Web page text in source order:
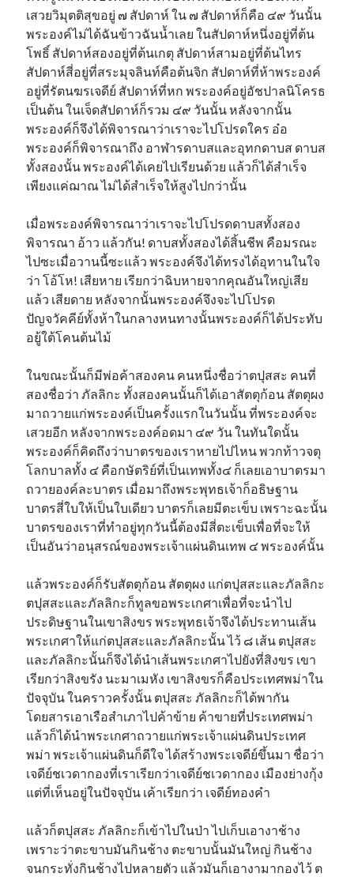
เสวยวิมุตติสุขอยู่ ๗ สัปดาห์ ใน ๗ สัปดาห์ก็คือ ๔๙ วันนั้น
พระองค์ไม่ได้ฉันข้าวฉันน้ำเลย ในสัปดาห์หนึ่งอยู่ที่ต้น
โพธิ์ สัปดาห์สองอยู่ที่ต้นเกตุ สัปดาห์สามอยู่ที่ต้นไทร
สัปดาห์สี่อยู่ที่สระมุจลินท์คือต้นจิก สัปดาห์ที่ห้าพระองค์
อยู่ที่รัตนฆรเจดีย์ สัปดาห์ที่หก พระองค์อยู่อัชปาลนิโครธ
เป็นต้น ในเจ็ดสัปดาห์ก็รวม ๔๙ วันนั้น หลังจากนั้น
พระองค์ก็จึงได้พิจารณาว่าเราจะไปโปรดใคร อ๋อ
พระองค์ก็พิจารณาถึง อาฬารดาบสและอุทกดาบส ดาบส
ทั้งสองนั้น พระองค์ได้เคยไปเรียนด้วย แล้วก็ได้สำเร็จ
เพียงแค่ฌาณ ไม่ได้สำเร็จให้สูงไปกว่านั้น
เมื่อพระองค์พิจารณาว่าเราจะไปโปรดดาบสทั้งสอง
พิจารณา อ้าว แล้วกัน! ดาบสทั้งสองได้สิ้นชีพ คือมรณะ
ไปซะเมื่อวานนี้ซะแล้ว พระองค์จึงได้ทรงได้อุทานในใจ
ว่า โอ้โห! เสียหาย เรียกว่าฉิบหายจากคุณอันใหญ่เสีย
แล้ว เสียดาย หลังจากนั้นพระองค์จึงจะไปโปรด
ปัญจวัคคีย์ทั้งห้าในกลางหนทางนั้นพระองค์ก็ได้ประทับ
อยู้ใต้โคนต้นไม้
ในขณะนั้นก็มีพ่อค้าสองคน คนหนึ่งชื่อว่าตปุสสะ คนที่
สองชื่อว่า ภัลลิกะ ทั้งสองคนนั้นก็ได้เอาสัตตุก้อน สัตตุผง
มาถวายแก่พระองค์เป็นครั้งแรกในวันนั้น ที่พระองค์จะ
เสวยอีก หลังจากพระองค์อดมา ๔๙ วัน ในทันใดนั้น
พระองค์ก็คิดถึงว่าบาตรของเราหายไปไหน พวกท้าวจตุ
โลกบาลทั้ง ๔ คือกษัตริย์ที่เป็นเทพทั้ง​๔ ก็เลยเอาบาตรมา
ถวายองค์ละบาตร เมื่อมาถึงพระพุทธเจ้าก็อธิษฐาน
บาตรสี่ใบให้เป็นใบเดียว บาตรก็เลยมีตะเข็บ เพราะฉะนั้น
บาตรของเราที่ทำอยู่ทุกวันนี้ต้องมีสี่ตะเข็บเพื่อที่จะให้
เป็นอันว่าอนุสรณ์ของพระเจ้าแผ่นดินเทพ ๔ พระองค์นั้น
แล้วพระองค์ก็รับสัตตุก้อน สัตตุผง แก่ตปุสสะและภัลลิกะ
ตปุสสะและภัลลิกะก็ทูลขอพระเกศาเพื่อที่จะนำไป
ประดิษฐานในเขาสิงขร พระพุทธเจ้าจึงได้ประทานเส้น
พระเกศาให้แก่ตปุสสะและภัลลิกะนั้น ไว้ ๘ เส้น ตปุสสะ
และภัลลิกะนั้นก็จึงได้นำเส้นพระเกศาไปยังที่สิงขร เขา
เรียกว่าสิงขรัง นะมาเมหัง เขาสิงขรก็คือประเทศพม่าใน
ปัจจุบัน ในคราวครั้งนั้น ตปุสสะ ภัลลิกะก็ได้พากัน
โดยสารเอาเรือสำเภาไปค้าข้าย ค้าขายที่ประเทศพม่า
แล้วก็ได้นำพระเกศาถวายแก่พระเจ้าแผ่นดินประเทศ
พม่า พระเจ้าแผ่นดินก็ดีใจ ได้สร้างพระเจดีย์ขึ้นมา ชื่อว่า
เจดีย์ชเวดากองที่เราเรียกว่าเจดีย์ชเวดากอง เมืองย่างกุ้ง
แต่ที่เห็นอยู่ในปัจจุบัน เค้าเรียกว่า เจดีย์ทองคำ
แล้วก็ตปุสสะ ภัลลิกะก็เข้าไปในป่า ไปเก็บเอางาช้าง
เพราะว่าตะขาบมันกินช้าง ตะขาบนั้นมันใหญ่ กินช้าง
จนกระทั่งกินช้างไปหลายตัว แล้วมันก็เอางามากองไว้ ต